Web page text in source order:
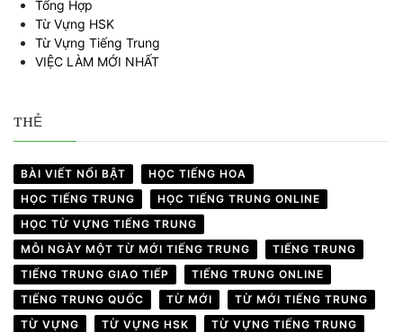
Tổng Hợp
Từ Vựng HSK
Từ Vựng Tiếng Trung
VIỆC LÀM MỚI NHẤT
THẺ
BÀI VIẾT NỔI BẬT
HỌC TIẾNG HOA
HỌC TIẾNG TRUNG
HỌC TIẾNG TRUNG ONLINE
HỌC TỪ VỰNG TIẾNG TRUNG
MỖI NGÀY MỘT TỪ MỚI TIẾNG TRUNG
TIẾNG TRUNG
TIẾNG TRUNG GIAO TIẾP
TIẾNG TRUNG ONLINE
TIẾNG TRUNG QUỐC
TỪ MỚI
TỪ MỚI TIẾNG TRUNG
TỪ VỰNG
TỪ VỰNG HSK
TỪ VỰNG TIẾNG TRUNG